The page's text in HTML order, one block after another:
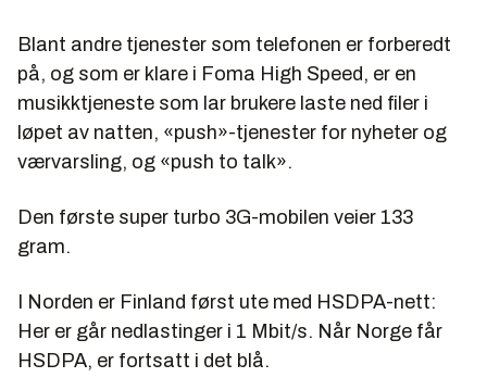
Blant andre tjenester som telefonen er forberedt
på, og som er klare i Foma High Speed, er en
musikktjeneste som lar brukere laste ned filer i
løpet av natten, «push»-tjenester for nyheter og
værvarsling, og «push to talk».
Den første super turbo 3G-mobilen veier 133
gram.
I Norden er Finland først ute med HSDPA-nett:
Her er går nedlastinger i 1 Mbit/s. Når Norge får
HSDPA, er fortsatt i det blå.